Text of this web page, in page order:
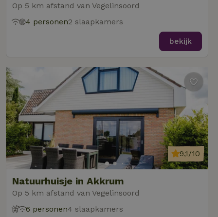
Op 5 km afstand van Vegelinsoord
4 personen2 slaapkamers
bekijk
Natuurhuisje in Akkrum
Op 5 km afstand van Vegelinsoord
9,1/10
6 personen4 slaapkamers